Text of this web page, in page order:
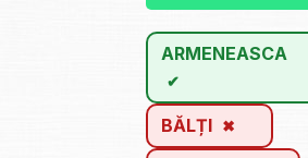
ARMENEASCA
BĂLȚI